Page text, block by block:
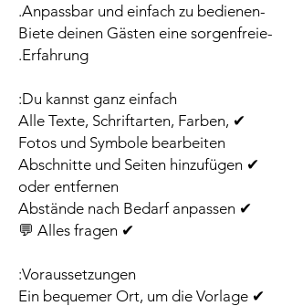
-Anpassbar und einfach zu bedienen.
-Biete deinen Gästen eine sorgenfreie
Erfahrung.
Du kannst ganz einfach:
✔ Alle Texte, Schriftarten, Farben,
Fotos und Symbole bearbeiten
✔ Abschnitte und Seiten hinzufügen
oder entfernen
✔ Abstände nach Bedarf anpassen
✔ Alles fragen 💬
Voraussetzungen:
✔ Ein bequemer Ort, um die Vorlage